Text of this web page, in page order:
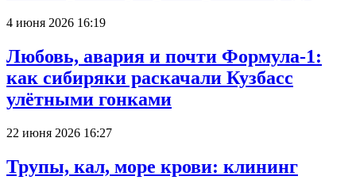
4 июня 2026 16:19
Любовь, авария и почти Формула-1:
как сибиряки раскачали Кузбасс
улётными гонками
22 июня 2026 16:27
Трупы, кал, море крови: клининг